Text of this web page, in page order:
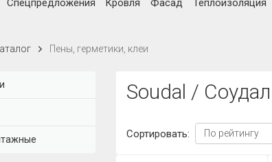
Спецпредложения Кровля Фасад Теплоизоляция
Пены, герметики, клеи
Soudal / Соудал
Сортировать: